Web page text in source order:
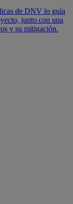
de DNV lo guía
junto con una
y su mitigación.